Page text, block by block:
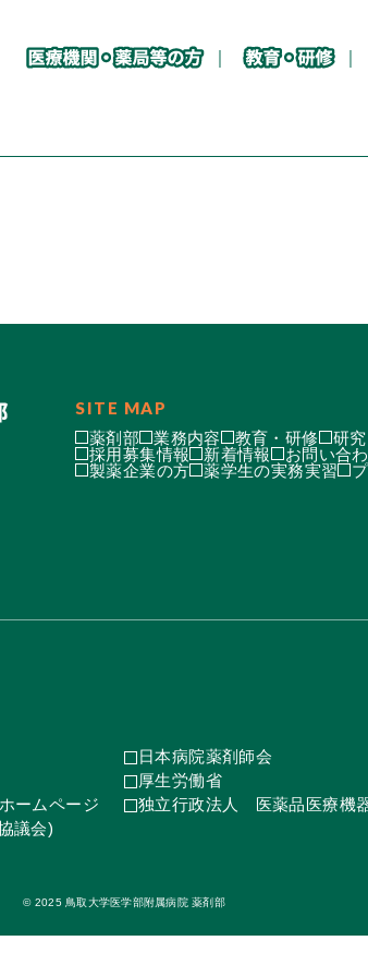
SITE MAP
薬剤部 業務内容 教育・研修 研
採用募集情報
新着情報 お問い合
製薬企業の方
薬学生の実務実習
日本病院薬剤師会
厚生労働省
ームページ
独立行政法人 医薬品医療機
議会)
© 2025 鳥取大学医学部附属病院 薬剤部